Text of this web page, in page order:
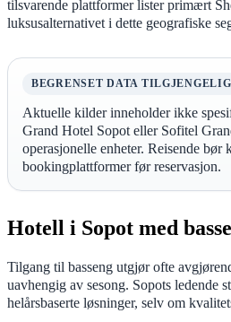
tilsvarende plattformer lister primært
luksusalternativet i dette geografiske
BEGRENSET DATA TILGJENGELIG
Aktuelle kilder inneholder ikke
Grand Hotel Sopot eller Sofitel
operasjonelle enheter. Reisende bør
bookingplattformer før reservasjon.
Hotell i Sopot med
Tilgang til basseng utgjør ofte
uavhengig av sesong. Sopots ledende
helårsbaserte løsninger, selv om